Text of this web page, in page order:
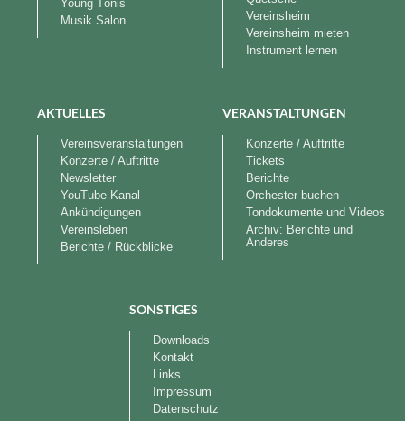
Young Tönis
Musik Salon
Vereinsheim
Vereinsheim mieten
Instrument lernen
AKTUELLES
Vereinsveranstaltungen
Konzerte / Auftritte
Newsletter
YouTube-Kanal
Ankündigungen
Vereinsleben
Berichte / Rückblicke
VERANSTALTUNGEN
Konzerte / Auftritte
Tickets
Berichte
Orchester buchen
Tondokumente und Videos
Archiv: Berichte und
Anderes
SONSTIGES
Downloads
Kontakt
Links
Impressum
Datenschutz